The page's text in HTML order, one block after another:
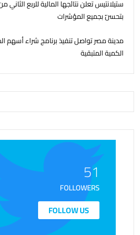
بتحسّن بجميع المؤشرات
مدينة مصر تواصل تنفيذ برنامج شراء أسهم
الكمية المتبقية
51
FOLLOWERS
FOLLOW US